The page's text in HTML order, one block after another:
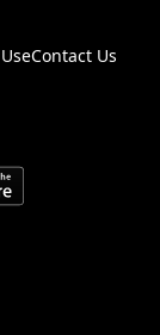
Contact Us